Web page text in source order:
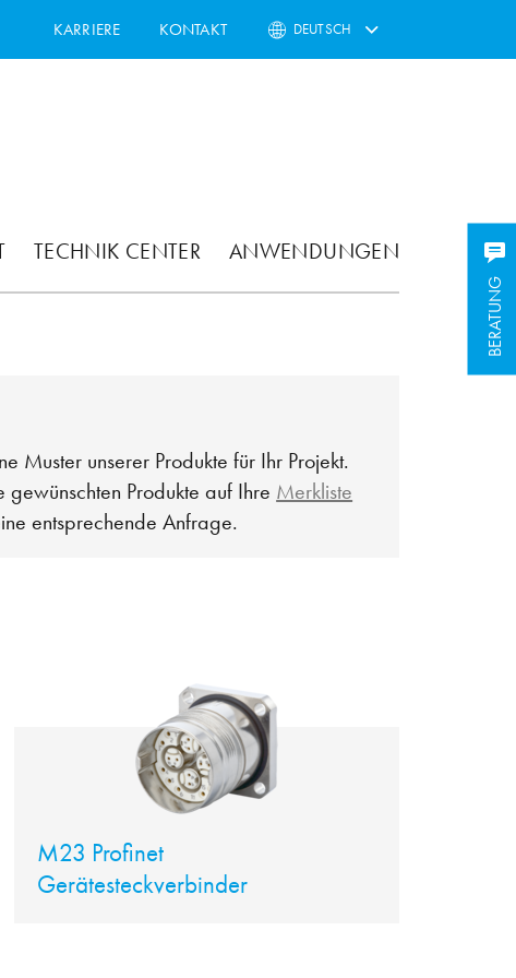
KARRIERE KONTAKT DEUTSCH
TECHNIK CENTER ANWENDUNGEN
BERATUNG
Muster unserer Produkte für Ihr Projekt.
gewünschten Produkte auf Ihre Merkliste
entsprechende Anfrage.
M23 Profinet
Gerätesteckverbinder